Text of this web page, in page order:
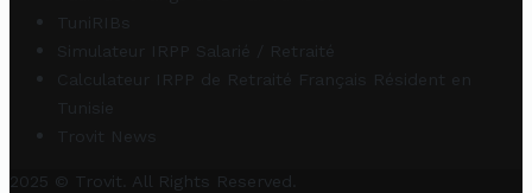
TuniRIBs
Simulateur IRPP Salarié / Retraité
Calculateur IRPP de Retraité Français Résident en
Tunisie
Trovit News
2025 © Trovit. All Rights Reserved.